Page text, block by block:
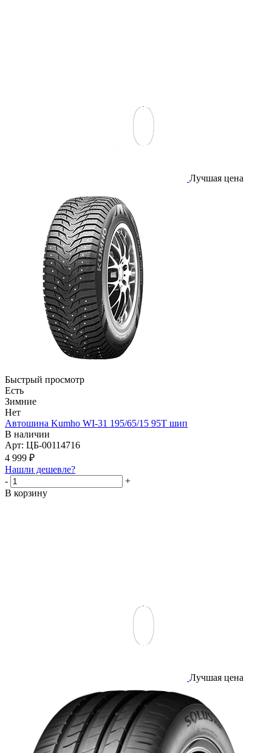
Лучшая цена
Быстрый просмотр
Есть
Зимние
Нет
Автошина Kumho WI-31 195/65/15 95T шип
В наличии
Арт: ЦБ-00114716
4 999 ₽
Нашли дешевле?
-
+
В корзину
Лучшая цена